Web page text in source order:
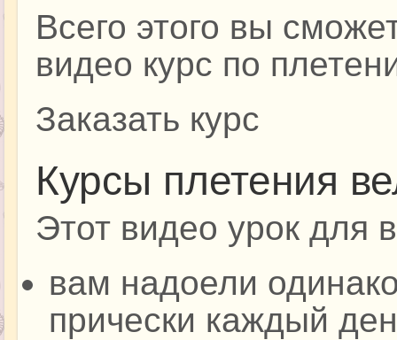
Всего этого вы
видео курс по
Заказать курс
Курсы плетения
Этот видео урок для
вам надоели
прически каждый